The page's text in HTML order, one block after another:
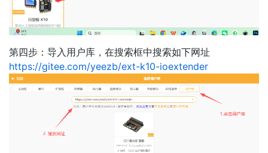
第四步：导入用户库，在搜索框中搜索如下网址
https://gitee.com/yeezb/ext-k10-ioextender